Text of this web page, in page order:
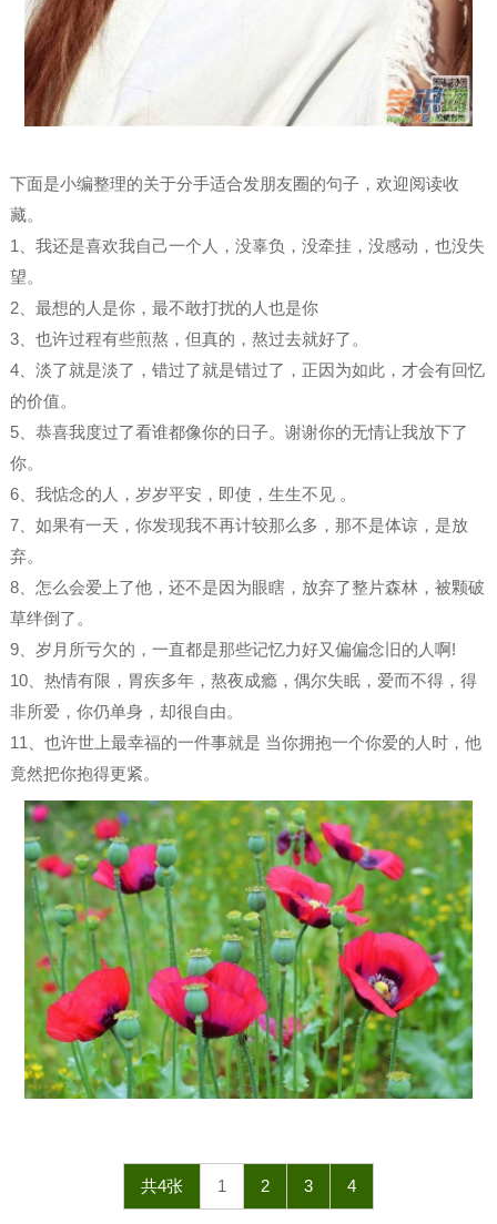
下面是小编整理的关于分手适合发朋友圈的句子，欢迎阅读收
藏。
1、我还是喜欢我自己一个人，没辜负，没牵挂，没感动，也没失
望。
2、最想的人是你，最不敢打扰的人也是你
3、也许过程有些煎熬，但真的，熬过去就好了。 ​​​​
4、淡了就是淡了，错过了就是错过了，正因为如此，才会有回忆
的价值。
5、恭喜我度过了看谁都像你的日子。谢谢你的无情让我放下了
你。
6、我惦念的人，岁岁平安，即使，生生不见 ​​​​。
7、如果有一天，你发现我不再计较那么多，那不是体谅，是放
弃。
8、怎么会爱上了他，还不是因为眼瞎，放弃了整片森林，被颗破
草绊倒了。
9、岁月所亏欠的，一直都是那些记忆力好又偏偏念旧的人啊!
10、热情有限，胃疾多年，熬夜成瘾，偶尔失眠，爱而不得，得
非所爱，你仍单身，却很自由。
11、也许世上最幸福的一件事就是 当你拥抱一个你爱的人时，他
竟然把你抱得更紧。
共4张 1 2 3 4